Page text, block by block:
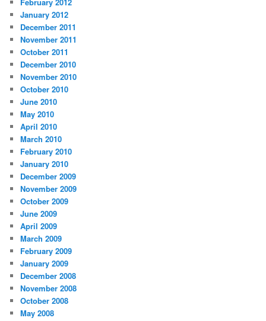
January 2012
December 2011
November 2011
October 2011
December 2010
November 2010
October 2010
June 2010
May 2010
April 2010
March 2010
February 2010
January 2010
December 2009
November 2009
October 2009
June 2009
April 2009
March 2009
February 2009
January 2009
December 2008
November 2008
October 2008
May 2008